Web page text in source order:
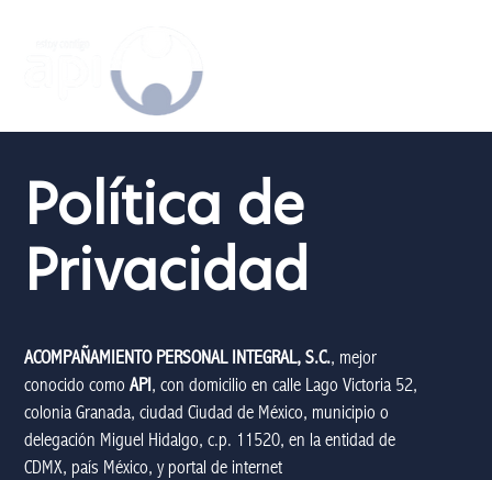
Política de
Privacidad
ACOMPAÑAMIENTO PERSONAL INTEGRAL, S.C., mejor
conocido comoAPI , con domicilio en calle Lago Victoria 52,
colonia Granada, ciudad Ciudad de México, municipio o
delegación Miguel Hidalgo, c.p. 11520, en la entidad de
CDMX, país México, y portal de internet